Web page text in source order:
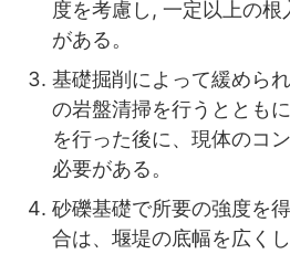
度を考慮し, 一定以上の
がある。
基礎掘削によって緩めら
の岩盤清掃を行うととも
を行った後に、現体のコ
必要がある。
砂礫基礎で所要の強度を
合は、堰堤の底幅を広く